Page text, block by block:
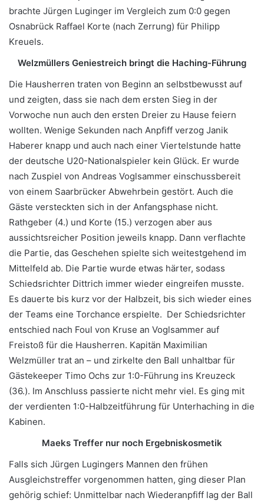
brachte Jürgen Luginger im Vergleich zum 0:0 gegen
Osnabrück Raffael Korte (nach Zerrung) für Philipp
Kreuels.
Welzmüllers Geniestreich bringt die Haching-Führung
Die Hausherren traten von Beginn an selbstbewusst auf
und zeigten, dass sie nach dem ersten Sieg in der
Vorwoche nun auch den ersten Dreier zu Hause feiern
wollten. Wenige Sekunden nach Anpfiff verzog Janik
Haberer knapp und auch nach einer Viertelstunde hatte
der deutsche U20-Nationalspieler kein Glück. Er wurde
nach Zuspiel von Andreas Voglsammer einschussbereit
von einem Saarbrücker Abwehrbein gestört. Auch die
Gäste versteckten sich in der Anfangsphase nicht.
Rathgeber (4.) und Korte (15.) verzogen aber aus
aussichtsreicher Position jeweils knapp. Dann verflachte
die Partie, das Geschehen spielte sich weitestgehend im
Mittelfeld ab. Die Partie wurde etwas härter, sodass
Schiedsrichter Dittrich immer wieder eingreifen musste.
Es dauerte bis kurz vor der Halbzeit, bis sich wieder eines
der Teams eine Torchance erspielte. Der Schiedsrichter
entschied nach Foul von Kruse an Voglsammer auf
Freistoß für die Hausherren. Kapitän Maximilian
Welzmüller trat an – und zirkelte den Ball unhaltbar für
Gästekeeper Timo Ochs zur 1:0-Führung ins Kreuzeck
(36.). Im Anschluss passierte nicht mehr viel. Es ging mit
der verdienten 1:0-Halbzeitführung für Unterhaching in die
Kabinen.
Maeks Treffer nur noch Ergebniskosmetik
Falls sich Jürgen Lugingers Mannen den frühen
Ausgleichstreffer vorgenommen hatten, ging dieser Plan
gehörig schief: Unmittelbar nach Wiederanpfiff lag der Ball